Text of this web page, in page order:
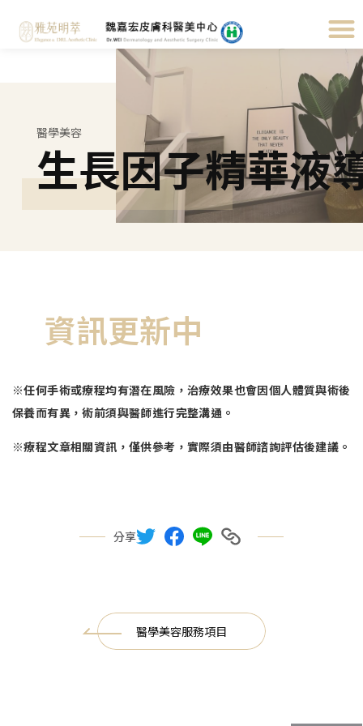
醫學美容
生長因子精華液
資訊更新中
※任何手術或療程均有潛在風險，治療效果也會因個人體質與術後
保養而有異，術前須與醫師進行完整溝通。
※療程文章相關資訊，僅供參考，實際須由醫師諮詢評估後建議。
分享
醫學美容服務項目